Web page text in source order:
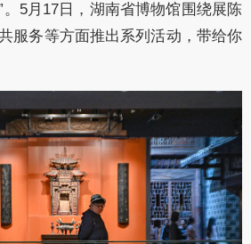
5月17日，湖南省博物馆围绕展陈
服务等方面推出系列活动，带给你